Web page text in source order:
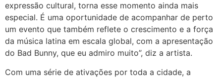
expressão cultural, torna esse momento ainda mais
especial. É uma oportunidade de acompanhar de perto
um evento que também reflete o crescimento e a força
da música latina em escala global, com a apresentação
do Bad Bunny, que eu admiro muito”, diz a artista.
Com uma série de ativações por toda a cidade, a